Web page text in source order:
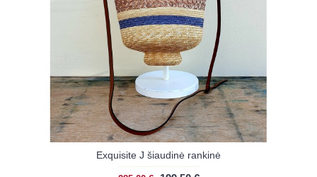
Exquisite J šiaudinė rankinė